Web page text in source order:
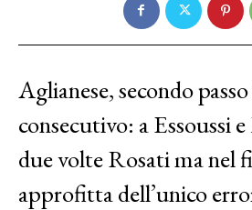
Aglianese, secondo
consecutivo: a Essoussi
due volte Rosati ma nel
approfitta dell’unico